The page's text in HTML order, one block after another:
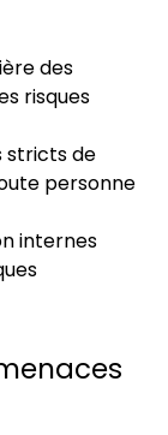
des
risques
stricts de
personne
internes